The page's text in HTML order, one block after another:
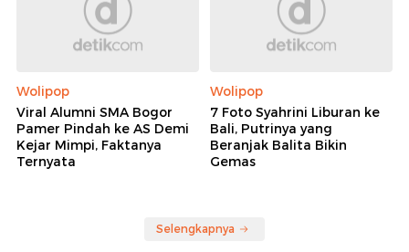
Wolipop
Viral Alumni SMA Bogor
Pamer Pindah ke AS Demi
Kejar Mimpi, Faktanya
Ternyata
Wolipop
7 Foto Syahrini Liburan ke
Bali, Putrinya yang
Beranjak Balita Bikin
Gemas
Selengkapnya